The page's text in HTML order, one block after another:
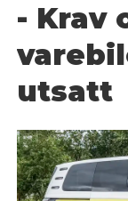
- Krav
utsatt